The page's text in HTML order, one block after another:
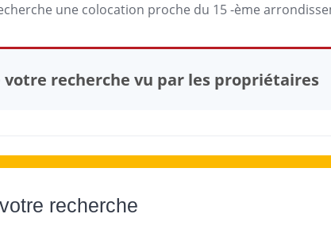
une colocation proche du 15 -ème
votre recherche vu par les propriétaires
recherche